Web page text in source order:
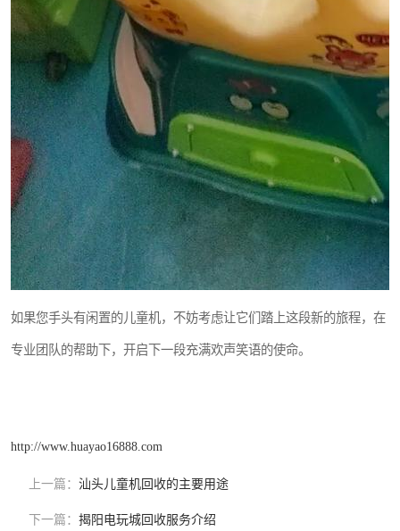
如果您手头有闲置的儿童机，不妨考虑让它们踏上这段新的旅程，在
专业团队的帮助下，开启下一段充满欢声笑语的使命。
http://www.huayao16888.com
上一篇： 汕头儿童机回收的主要用途
下一篇： 揭阳电玩城回收服务介绍